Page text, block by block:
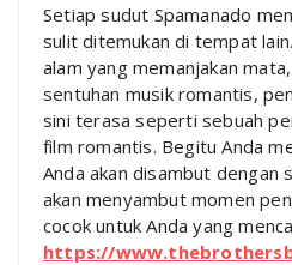
Setiap sudut Spamanado
sulit ditemukan di tempat
alam yang memanjakan
sentuhan musik romantis,
sini terasa seperti sebuah
film romantis. Begitu Anda
Anda akan disambut dengan
akan menyambut momen
cocok untuk Anda yang
https://